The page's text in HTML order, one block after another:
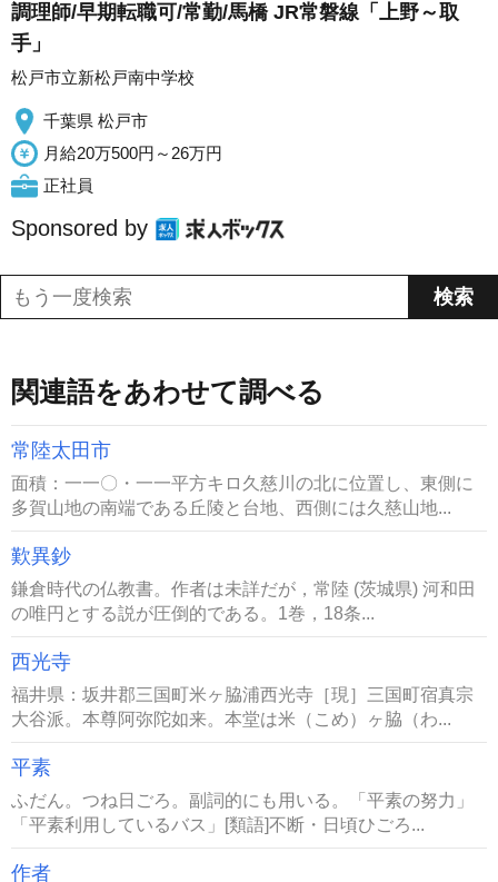
調理師/早期転職可/常勤/馬橋 JR常磐線「上野～取
手」
松戸市立新松戸南中学校
千葉県 松戸市
月給20万500円～26万円
正社員
Sponsored by
関連語をあわせて調べる
常陸太田市
面積：一一〇・一一平方キロ久慈川の北に位置し、東側に
多賀山地の南端である丘陵と台地、西側には久慈山地...
歎異鈔
鎌倉時代の仏教書。作者は未詳だが，常陸 (茨城県) 河和田
の唯円とする説が圧倒的である。1巻，18条...
西光寺
福井県：坂井郡三国町米ヶ脇浦西光寺［現］三国町宿真宗
大谷派。本尊阿弥陀如来。本堂は米（こめ）ヶ脇（わ...
平素
ふだん。つね日ごろ。副詞的にも用いる。「平素の努力」
「平素利用しているバス」[類語]不断・日頃ひごろ...
作者